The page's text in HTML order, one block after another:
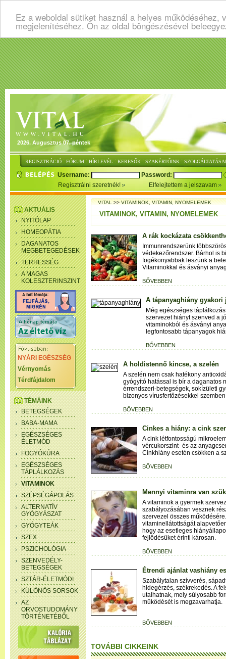
Ez a weboldal sütiket használ a helyes
megjelenítéséhez. Ön az oldal böngészésével
2026. Augusztus 07. péntek
REGISZTRÁCIÓ : FÓRUM : HÍRLEVÉL : KERESŐK : SZAKÉRTŐINK :
Username:
Password:
Regisztrálni szeretnék!
Elfelejtettem a jelszavam
AKTUÁLIS
NYITÓLAP
HOMEOPÁTIA
DAGANATOS
MEGBETEGEDÉSEK
TERHESSÉG
A MAGAS
KOLESZTERINSZINT
NYÁRI EGÉSZSÉG
Vérnyomás
Térdfájdalom
TÉMÁINK
BETEGSÉGEK
BABA-MAMA
EGÉSZSÉGES
ÉLETMÓD
FOGYÓKÚRA
EGÉSZSÉGES
TÁPLÁLKOZÁS
VITAMINOK
SZÉPSÉGÁPOLÁS
ALTERNATÍV
GYÓGYÁSZAT
GYÓGYTEÁK
SZEX
PSZICHOLÓGIA
SZENVEDÉLY-
BETEGSÉGEK
SZTÁR-ÉLETMÓDI
KÜLÖNÖS SORSOK
AZ
ORVOSTUDOMÁNY
TÖRTÉNETÉBŐL
VITAL>>VITAMINOK, VITAMIN, NYOMELEMEK
VITAMINOK, VITAMIN, NYOMELEMEK
A rák kockázata
Immunrendszerünk
védekezőrendszer. Bárhol is
fogékonyabbak leszünk a
Vitaminokkal és ásványi
BŐVEBBEN
A tápanyaghiány gyakori
Még egészséges
szervezet hiányt szenved a
vitaminokból és ásványi
legfontosabb tápanyagok
BŐVEBBEN
A holdistennő kincse, a szelén
A szelén nem csak hatékony
gyógyító hatással is bír a daganatos
érrendszeri-betegségek, sokízületi
bizonyos vírusfertőzésekkel
BŐVEBBEN
Cinkes a hiány: a cink
A cink létfontosságú
vércukorszint- és az
Cinkhiány esetén csökken a
BŐVEBBEN
Mennyi vitaminra van
A vitaminok a gyermek
szabályozásában vesznek
szervezel összes
vitaminellátottságát
hogy az esetleges
fejlődésüket érinti károsan.
BŐVEBBEN
Étrendi ajánlat vashiány
Szabálytalan szívverés,
hidegérzés, székrekedés. A
utalhatnak, mely súlyosabb
működését is megzavarhatja.
BŐVEBBEN
TOVÁBBI CIKKEINK